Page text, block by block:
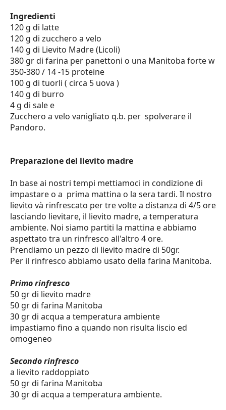
Home
Page
Corsi
Formazione
INFO
CONTATTI
Chi
Siamo
/
About
Collaborazioni
Canale
Telegram
WEB
APP
OTTIMIZZATA
SMARTPHONE
Ingredienti
120 g di latte
120 g di zucchero a velo
140 g di Lievito Madre (Licoli)
380 gr di farina per panettoni o una Manitoba forte w
350-380 / 14 -15 proteine
100 g di tuorli ( circa 5 uova )
140 g di burro
4 g di sale e
Zucchero a velo vanigliato q.b. per spolverare il
Pandoro.
Preparazione del lievito madre
In base ai nostri tempi mettiamoci in condizione di
impastare o a prima mattina o la sera tardi. Il nostro
lievito và rinfrescato per tre volte a distanza di 4/5 ore
lasciando lievitare, il lievito madre, a temperatura
ambiente. Noi siamo partiti la mattina e abbiamo
aspettato tra un rinfresco all'altro 4 ore.
Prendiamo un pezzo di lievito madre di 50gr.
Per il rinfresco abbiamo usato della farina Manitoba.
Primo rinfresco
50 gr di lievito madre
50 gr di farina Manitoba
30 gr di acqua a temperatura ambiente
impastiamo fino a quando non risulta liscio ed
omogeneo
Secondo rinfresco
a lievito raddoppiato
50 gr di farina Manitoba
30 gr di acqua a temperatura ambiente.